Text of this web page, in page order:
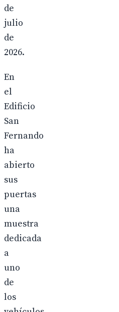
de
julio
de
2026.
En
el
Edificio
San
Fernando
ha
abierto
sus
puertas
una
muestra
dedicada
a
uno
de
los